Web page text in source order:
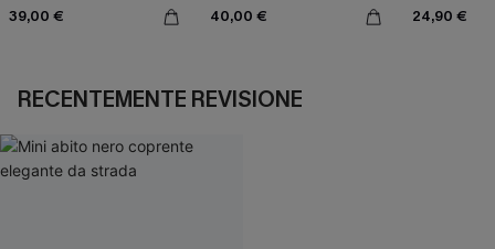
39,00 € 40,00 € 24,90 €
RECENTEMENTE REVISIONE